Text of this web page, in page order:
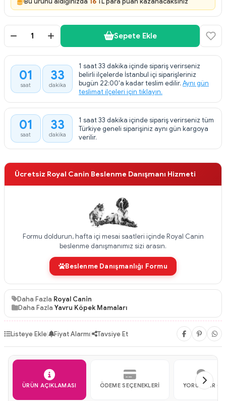
Sepete Ekle
01
saat
33
dakika
1 saat 33 dakika içinde sipariş verirseniz
belirli ilçelerde İstanbul içi siparişleriniz
bugün 22:00'a kadar teslim edilir. Aynı gün
teslimat ilçeleri için tıklayın.
01
saat
33
dakika
1 saat 33 dakika içinde sipariş verirseniz tüm
Türkiye geneli siparişiniz aynı gün kargoya
verilir.
Ücretsiz Royal Canin Beslenme Danışmanı Hizmeti
Formu doldurun, hafta içi mesai saatleri içinde Royal Canin
beslenme danışmanımız sizi arasın.
Beslenme Danışmanlığı Formu
Daha Fazla Royal Canin
Daha Fazla Yavru Köpek Mamaları
Listeye Ekle| Fiyat Alarmı| Tavsiye Et
ÜRÜN AÇIKLAMASI ÖDEME SEÇENEKLERI YORUMLAR (3)